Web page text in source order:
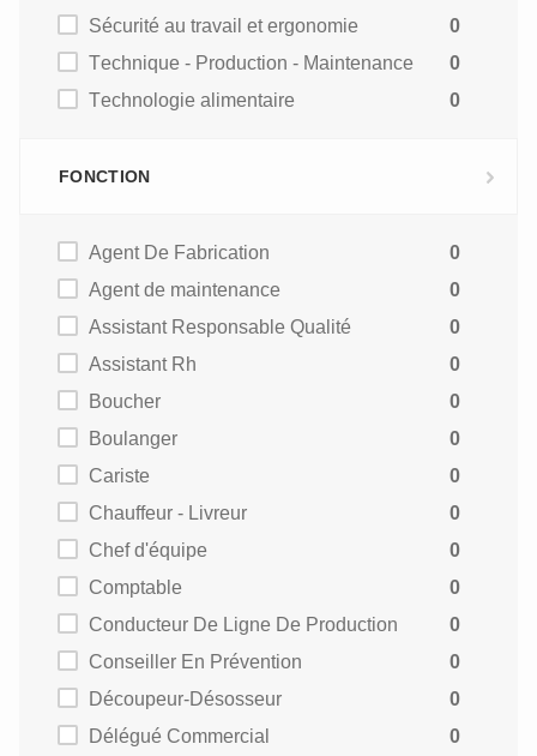
Sécurité au travail et ergonomie
0
Technique - Production - Maintenance
0
Technologie alimentaire
0
FONCTION
Agent De Fabrication
0
Agent de maintenance
0
Assistant Responsable Qualité
0
Assistant Rh
0
Boucher
0
Boulanger
0
Cariste
0
Chauffeur - Livreur
0
Chef d'équipe
0
Comptable
0
Conducteur De Ligne De Production
0
Conseiller En Prévention
0
Découpeur-Désosseur
0
Délégué Commercial
0